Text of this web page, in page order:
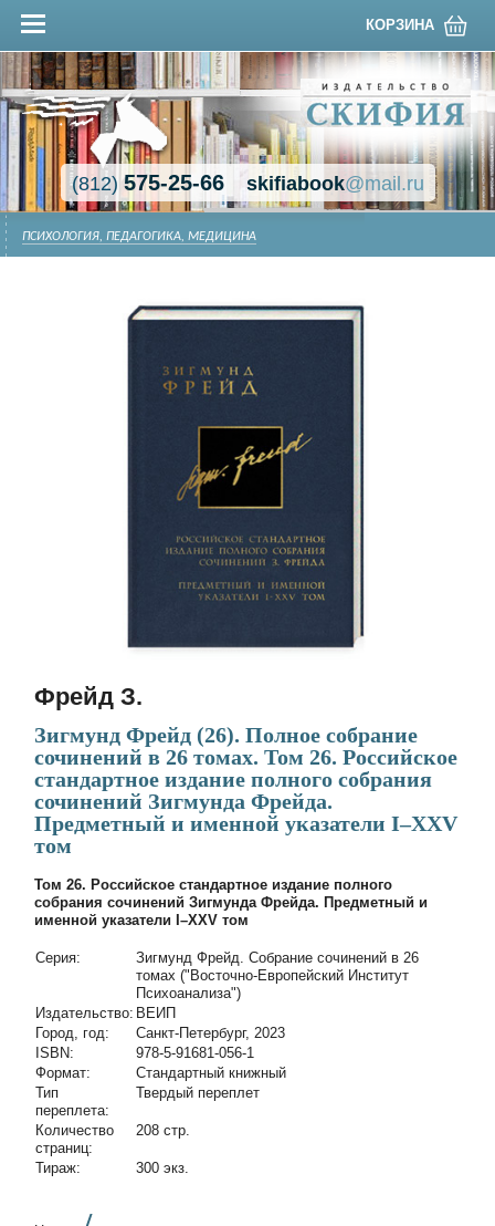
КОРЗИНА
(812)575-25-66 skifiabook@mail.ru
ПСИХОЛОГИЯ, ПЕДАГОГИКА, МЕДИЦИНА
Фрейд З.
Зигмунд Фрейд (26). Полное собрание
сочинений в 26 томах. Том 26. Российское
стандартное издание полного собрания
сочинений Зигмунда Фрейда.
Предметный и именной указатели I–XXV
том
Том 26. Российское стандартное издание полного
собрания сочинений Зигмунда Фрейда. Предметный и
именной указатели I–XXV том
Cерия:
Зигмунд Фрейд. Собрание сочинений в 26
томах ("Восточно-Европейский Институт
Психоанализа")
Издательство: ВЕИП
Город, год:
Санкт-Петербург, 2023
ISBN:
978-5-91681-056-1
Формат:
Стандартный книжный
Тип
переплета:
Твердый переплет
Количество
страниц:
208 стр.
Тираж: 300 экз.